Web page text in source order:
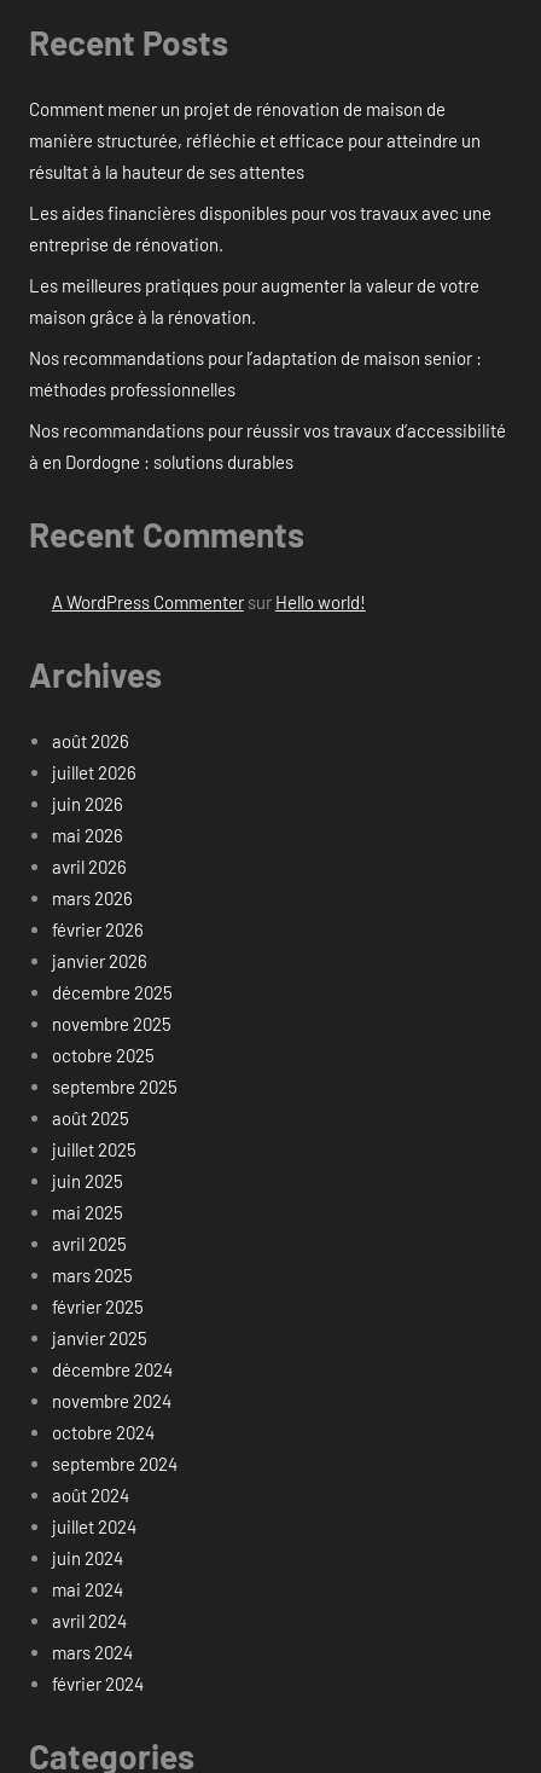
Recent Posts
Comment mener un projet de rénovation de maison de
manière structurée, réfléchie et efficace pour atteindre un
résultat à la hauteur de ses attentes
Les aides financières disponibles pour vos travaux avec une
entreprise de rénovation.
Les meilleures pratiques pour augmenter la valeur de votre
maison grâce à la rénovation.
Nos recommandations pour l’adaptation de maison senior :
méthodes professionnelles
Nos recommandations pour réussir vos travaux d’accessibilité
à en Dordogne : solutions durables
Recent Comments
A WordPress Commentersur Hello world!
Archives
août 2026
juillet 2026
juin 2026
mai 2026
avril 2026
mars 2026
février 2026
janvier 2026
décembre 2025
novembre 2025
octobre 2025
septembre 2025
août 2025
juillet 2025
juin 2025
mai 2025
avril 2025
mars 2025
février 2025
janvier 2025
décembre 2024
novembre 2024
octobre 2024
septembre 2024
août 2024
juillet 2024
juin 2024
mai 2024
avril 2024
mars 2024
février 2024
Categories